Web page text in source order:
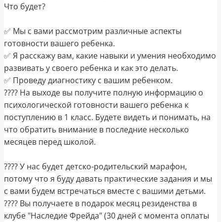
Что будет?
✅ Мы с вами рассмотрим различные аспекты
готовности вашего ребенка.
✅ Я расскажу вам, какие навыки и умения необходимо
развивать у своего ребенка и как это делать.
✅ Проведу диагностику с вашим ребенком.
???? На выходе вы получите полную информацию о
психологической готовности вашего ребенка к
поступлению в 1 класс. Будете видеть и понимать, на
что обратить внимание в последние несколько
месяцев перед школой.
???? У нас будет детско-родительский марафон,
потому что я буду давать практические задания и мы
с вами будем встречаться вместе с вашими детьми.
???? Вы получаете в подарок месяц резиденства в
клубе "Наследие Фрейда" (30 дней с момента оплаты